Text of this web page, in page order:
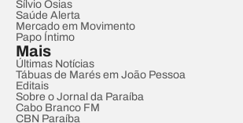
Sílvio Osias
Saúde Alerta
Mercado em Movimento
Papo Íntimo
Mais
Últimas Notícias
Tábuas de Marés em João Pessoa
Editais
Sobre o Jornal da Paraíba
Cabo Branco FM
CBN Paraíba